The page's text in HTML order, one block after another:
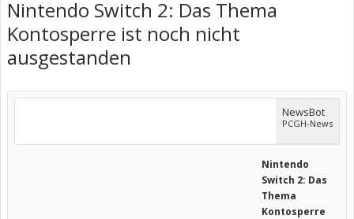
Nintendo Switch 2: Das Thema
Kontosperre ist noch nicht
ausgestanden
NewsBot
PCGH-News
Nintendo
Switch 2: Das
Thema
Kontosperre